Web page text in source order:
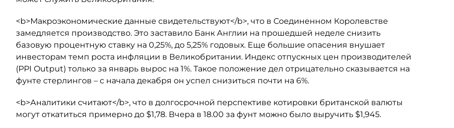
<b>Макроэкономические данные свидетельствуют</b>, что в Соединенном Королевстве
замедляется производство. Это заставило Банк Англии на прошедшей неделе снизить
базовую процентную ставку на 0,25%, до 5,25% годовых. Еще большие опасения внушает
инвесторам темп роста инфляции в Великобритании. Индекс отпускных цен производителей
(PPI Output) только за январь вырос на 1%. Такое положение дел отрицательно сказывается на
фунте стерлингов – с начала декабря он успел снизиться почти на 6%.
<b>Аналитики считают</b>, что в долгосрочной перспективе котировки британской валюты
могут откатиться примерно до $1,78. Вчера в 18.00 за фунт можно было выручить $1,945.